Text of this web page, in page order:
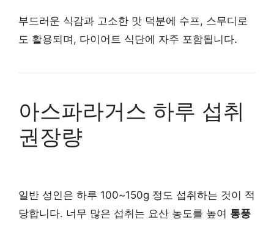
부드러운 식감과 고소한 맛 덕분에 수프, 스무디로
도 활용되며, 다이어트 식단에 자주 포함됩니다.
아스파라거스 하루 섭취
권장량
일반 성인은 하루 100~150g 정도 섭취하는 것이 적
당합니다. 너무 많은 섭취는 요산 농도를 높여 통풍